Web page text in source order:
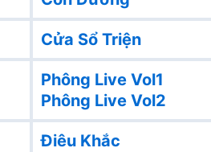
Cửa Sổ Triện
Phông Live Vol1
Phông Live Vol2
Điêu Khắc